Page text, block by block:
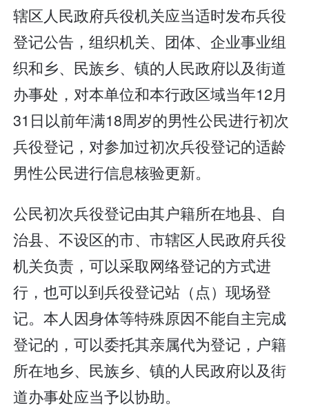
辖区人民政府兵役机关应当适时发布兵役
登记公告，组织机关、团体、企业事业组
织和乡、民族乡、镇的人民政府以及街道
办事处，对本单位和本行政区域当年12月
31日以前年满18周岁的男性公民进行初次
兵役登记，对参加过初次兵役登记的适龄
男性公民进行信息核验更新。
公民初次兵役登记由其户籍所在地县、自
治县、不设区的市、市辖区人民政府兵役
机关负责，可以采取网络登记的方式进
行，也可以到兵役登记站（点）现场登
记。本人因身体等特殊原因不能自主完成
登记的，可以委托其亲属代为登记，户籍
所在地乡、民族乡、镇的人民政府以及街
道办事处应当予以协助。